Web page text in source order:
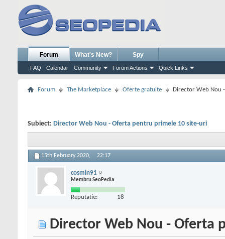
Forum
FAQ Calendar Community Forum Actions Quick Links
What's New? Spy
Forum The Marketplace Oferte gratuite Director Web Nou
Subiect: Director Web Nou - Oferta pentru primele 10 site-uri
15th February 2020, 22:17
cosmin91
Membru SeoPedia
Reputatie: 18
Director Web Nou - Oferta